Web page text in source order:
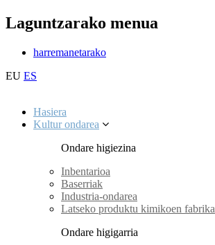
Laguntzarako menua
harremanetarako
EU ES
Hasiera
Kultur ondarea
Ondare higiezina
Inbentarioa
Baserriak
Industria-ondarea
Latseko produktu kimikoen fabrika
Ondare higigarria